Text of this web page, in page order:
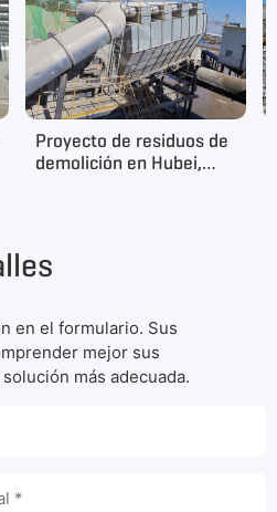
Proyecto de residuos de
demolición en Hubei,
en el formulario. Sus
mejor sus
más adecuada.